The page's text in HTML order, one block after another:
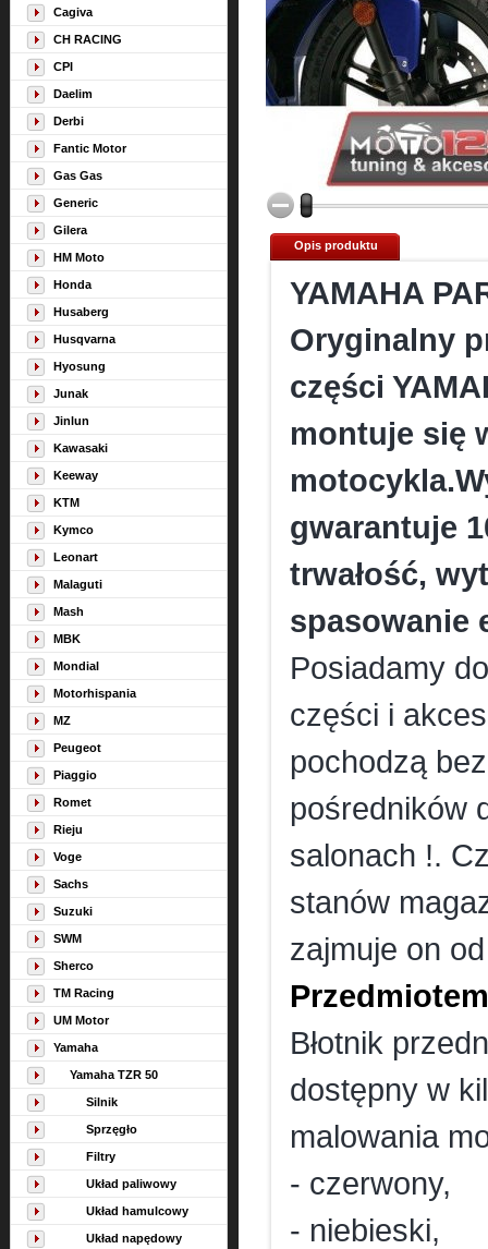
Cagiva
CH RACING
CPI
Daelim
Derbi
Fantic Motor
Gas Gas
Generic
Gilera
HM Moto
Honda
Husaberg
Husqvarna
Hyosung
Junak
Jinlun
Kawasaki
Keeway
KTM
Kymco
Leonart
Malaguti
Mash
MBK
Mondial
Motorhispania
MZ
Peugeot
Piaggio
Romet
Rieju
Voge
Sachs
Suzuki
SWM
Sherco
TM Racing
UM Motor
Yamaha
Yamaha TZR 50
Silnik
Sprzęgło
Filtry
Układ paliwowy
Układ hamulcowy
Układ napędowy
Opis produktu
YAMAHA
Oryginalny
części
montuje się
gwarantuje
trwałość,
spasowanie
Posiadamy
części i
pochodzą
pośredników
salonach !.
stanów
zajmuje on
Błotnik
dostępny w
malowania
- czerwony,
- niebieski,